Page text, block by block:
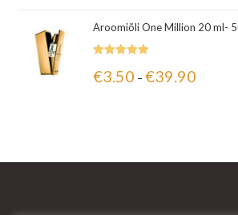
Aroomiõli One Million 20 ml-
5.00/ 5
€3.50 – €39.90